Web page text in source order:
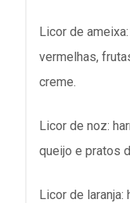
Licor de
vermelhas,
creme.
Licor de noz:
queijo e pratos
Licor de